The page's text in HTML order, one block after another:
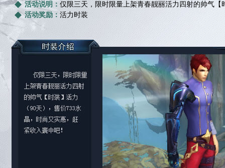
活动说明：仅限三天，限时限量上架青春靓丽活力四射的帅气
活动奖励：活力时装